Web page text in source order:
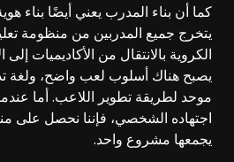
كما أن بناء المدرب يعني أيضًا بناء
يتخرج جميع المدربين من منظومة
الكروية بالانتقال من الأكاديميات إلى
يصبح هناك أسلوب لعب واضح، ولغة
موحد لطريقة تطوير اللاعب. أما
اجتهاده الشخصي، فإننا نحصل على
يجمعها مشروع واحد.